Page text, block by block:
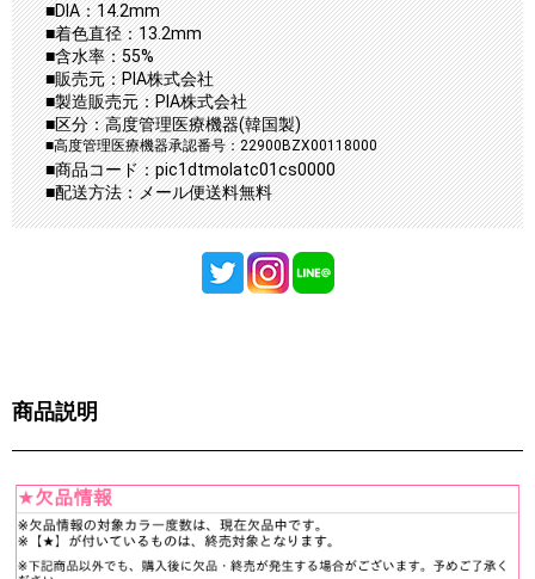
■DIA：14.2mm
■着色直径：13.2mm
■含水率：55%
■販売元：PIA株式会社
■製造販売元：PIA株式会社
■区分：高度管理医療機器(韓国製)
■高度管理医療機器承認番号：22900BZX00118000
■商品コード：pic1dtmolatc01cs0000
■配送方法：メール便送料無料
商品説明